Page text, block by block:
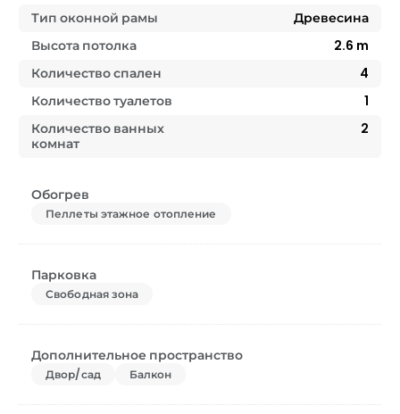
Тип оконной рамы
Древесина
Высота потолка
2.6 m
Количество спален
4
Количество туалетов
1
Количество ванных
комнат
2
Обогрев
Пеллеты этажное отопление
Парковка
Свободная зона
Дополнительное пространство
Двор/сад Балкон